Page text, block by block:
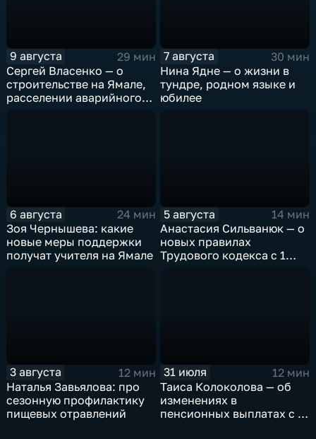
9 августа
29 мин
Сергей Власенко — о
строительстве на Ямале,
расселении аварийного
7 августа
30 мин
Нина Ядне — о жизни в
тундре, родном языке и
юбилее
6 августа
24 мин
Зоя Чернышева: какие
новые меры поддержки
получат учителя на Ямале
5 августа
14 мин
Анастасия Сильванюк — о
новых правилах
Трудового кодекса с 1
3 августа
12 мин
Наталья Завьялова: про
сезонную профилактику
пищевых отравлений
31 июля
12 мин
Таиса Колоколова — об
изменениях в
пенсионных выплатах с 1